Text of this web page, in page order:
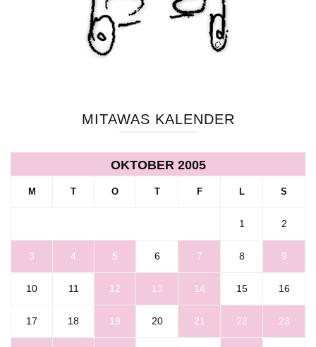
MITAWAS KALENDER
OKTOBER 2005
M T O T F L S
1 2
3 4 5 6 7 8 9
10 11 12 13 14 15 16
17 18 19 20 21 22 23